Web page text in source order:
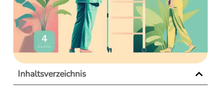
Inhaltsverzeichnis